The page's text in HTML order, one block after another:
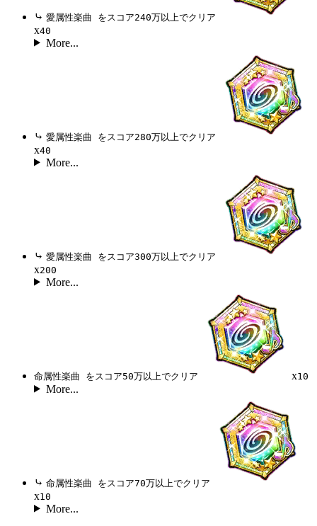
⤷ 愛属性楽曲 をスコア240万以上でクリア
x40
More...
⤷ 愛属性楽曲 をスコア280万以上でクリア
x40
More...
⤷ 愛属性楽曲 をスコア300万以上でクリア
x200
More...
命属性楽曲 をスコア50万以上でクリア x10
More...
⤷ 命属性楽曲 をスコア70万以上でクリア
x10
More...